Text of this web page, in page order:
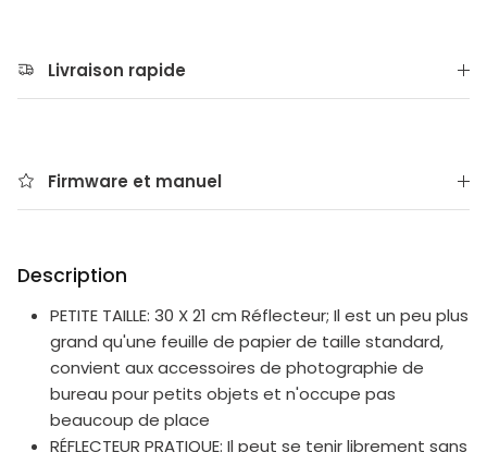
Livraison rapide
Firmware et manuel
Description
PETITE TAILLE: 30 X 21 cm Réflecteur; Il est un peu plus
grand qu'une feuille de papier de taille standard,
convient aux accessoires de photographie de
bureau pour petits objets et n'occupe pas
beaucoup de place
RÉFLECTEUR PRATIQUE: Il peut se tenir librement sans